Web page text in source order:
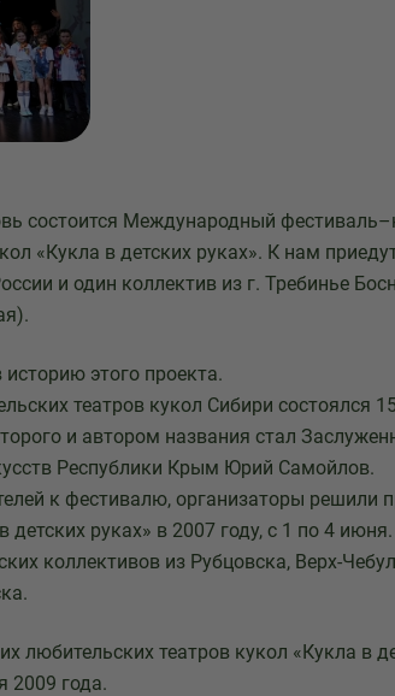
состоится Международный
«Кукла в детских руках». К нам
и один коллектив из г. Требинье
этого проекта.
театров кукол Сибири состоялся
и автором названия стал
Республики Крым Юрий Самойлов.
к фестивалю, организаторы решили
руках» в 2007 году, с 1 по 4
коллективов из Рубцовска, Верх-
любительских театров кукол «Кукла в
2009 года.